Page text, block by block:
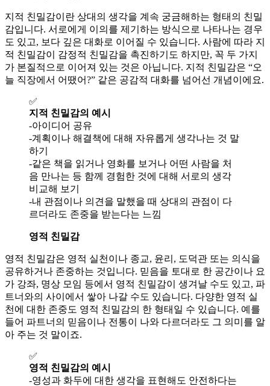
지적 친밀감이란 상대의 생각을 계속 궁금해하는 형태의 친밀
감입니다. 서로에게 이의를 제기하는 방식으로 나타나는 경우
도 있고, 보다 깊은 대화로 이어질 수 있습니다. 사람에 따라 지
적 친밀감이 감정적 친밀감을 촉진하기도 하지만, 꼭 두 가지
가 본질적으로 이어져 있는 것은 아닙니다. 지적 친밀감은 “오
늘 직장에서 어땠어?” 같은 공감적 대화를 넘어선 개념이에요.
✅
지적 친밀감의 예시
-아이디어 공유
-계획이나 해결책에 대해 자유롭게 생각나는 것 말
하기
-같은 책을 읽거나 영화를 보거나 어떤 사람을 처
음 만나는 등 함께 경험한 것에 대해 서로의 생각
비교해 보기
-내 관점이나 의견을 말했을 때 상대의 관점이 다
르더라도 존중을 받는다는 느낌
영적 친밀감
영적 친밀감은 영적 실천이나 종교, 윤리, 도덕관 또는 의식을
공유하거나 존중하는 것입니다. 믿음을 토대로 한 공간이나 요
가 강좌, 명상 모임 등에서 영적 친밀감이 생겨날 수도 있고, 파
트너와의 사이에서 쌓아 나갈 수도 있습니다. 다양한 영적 실
천에 대한 존중도 영적 친밀감의 한 형태일 수 있습니다. 예를
들어 파트너의 믿음이나 전통이 나와 다르더라도 그 의미를 알
아 주는 것 말이죠.
✅
영적 친밀감의 예시
-영성과 화두에 대한 생각을 표현해도 안전하다는